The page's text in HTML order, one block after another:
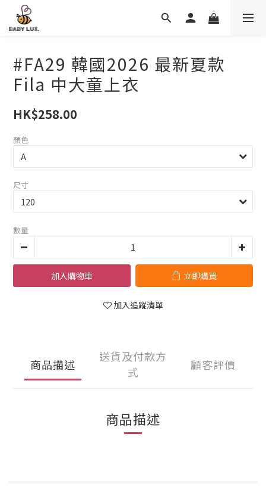
#FA29 韓國2026 最新夏款
Fila 中大童上衣
HK$258.00
顏色
尺寸
數量
加入購物車 立即購買
加入追蹤清單
商品描述
送貨及付款方
式
顧客評價
商品描述